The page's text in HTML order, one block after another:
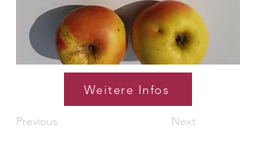
Weitere Infos
Previous Next